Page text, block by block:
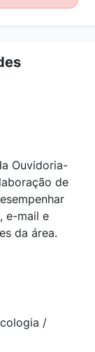
Ouvidoria-
de
e-mail e
da área.
/